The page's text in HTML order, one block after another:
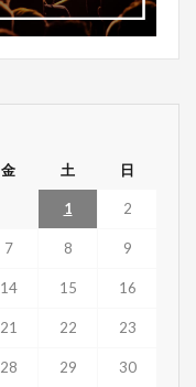
金 土 日
1 2
7 8 9
14 15 16
21 22 23
28 29 30